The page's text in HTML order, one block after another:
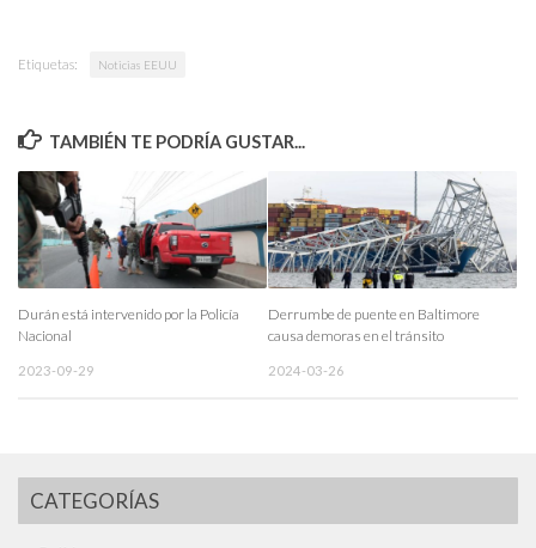
Etiquetas: Noticias EEUU
TAMBIÉN TE PODRÍA GUSTAR...
Durán está intervenido por la Policía
Nacional
2023-09-29
Derrumbe de puente en Baltimore
causa demoras en el tránsito
2024-03-26
CATEGORÍAS